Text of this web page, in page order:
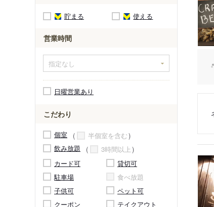
貯まる 使える
営業時間
日曜営業あり
こだわり
個室
半個室を含む
飲み放題
3時間以上
カード可
貸切可
駐車場
食べ放題
子供可
ペット可
クーポン
テイクアウト